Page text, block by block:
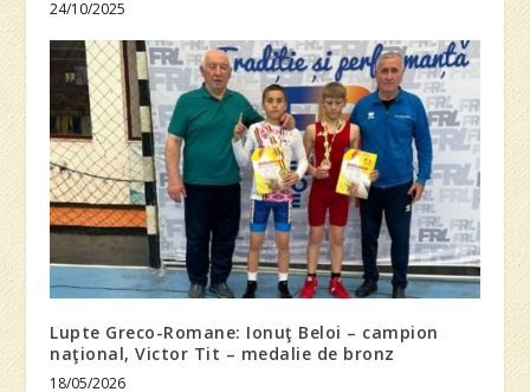
24/10/2025
Lupte Greco-Romane: Ionuţ Beloi – campion
naţional, Victor Tit – medalie de bronz
18/05/2026